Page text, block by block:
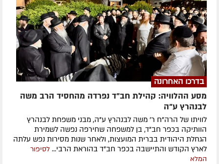
בדרכו האחרונה
מסע ההלוויה: קהילת חב"ד נפרדה מהחסיד הרב משה
לבנהרץ ע"ה
לוויתו של הרה"ח ר' משה לבנהרץ ע"ה, מבני משפחת לבנהרץ
הוותיקה בכפר חב"ד, בן למשפחה שחירפה נפשה לשמירת
הגחלת היהודית בברית המועצות, ולאחר שנות מסירות נפש עלתה
לארץ הקודש והתיישבה בכפר חב"ד בהוראת הרבי... לסיפור
המלא